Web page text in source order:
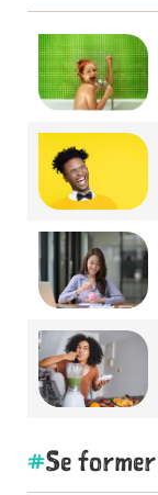
Se former